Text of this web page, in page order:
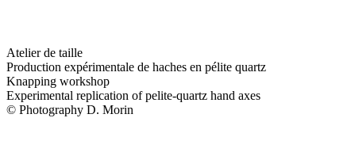
Atelier de taille
Production expérimentale de haches en pélite quartz
Knapping workshop
Experimental replication of pelite-quartz hand axes
© Photography D. Morin